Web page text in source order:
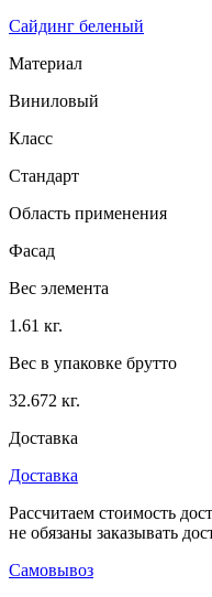
Сайдинг беленый
Материал
Виниловый
Класс
Стандарт
Область применения
Фасад
Вес элемента
1.61 кг.
Вес в упаковке брутто
32.672 кг.
Доставка
Доставка
Рассчитаем стоимость
не обязаны заказывать
Самовывоз